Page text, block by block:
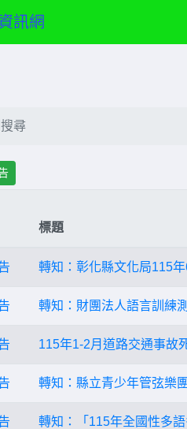
訊網
尋
標題
轉知：彰化縣文化局115
轉知：財團法人語言訓練
115年1-2月道路交通事故
轉知：縣立青少年管弦樂
轉知：「115年全國性多